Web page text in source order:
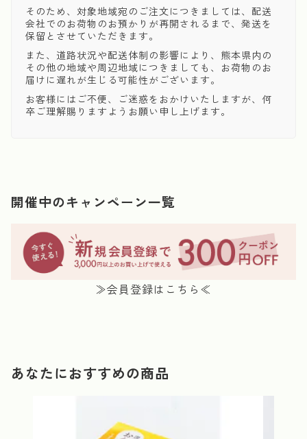
そのため、対象地域宛のご注文につきましては、配送
会社でのお荷物のお預かりが再開されるまで、発送を
保留とさせていただきます。
また、道路状況や配送体制の影響により、熊本県内の
その他の地域や周辺地域につきましても、お荷物のお
届けに遅れが生じる可能性がございます。
お客様にはご不便、ご迷惑をおかけいたしますが、何
卒ご理解賜りますようお願い申し上げます。
開催中のキャンペーン一覧
≫会員登録はこちら≪
あなたにおすすめの商品